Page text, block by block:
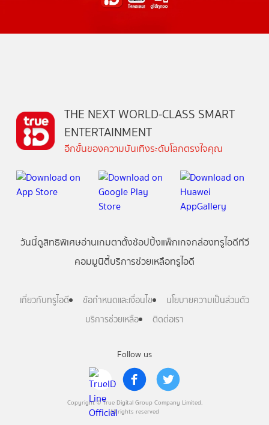
Follow us
Copyright © True Digital Group Company Limited.
All rights reserved
THE NEXT WORLD-CLASS SMART
ENTERTAINMENT
อีกขั้นของความบันเทิงระดับโลกตรงใจคุณ
วันนี้ดูสิทธิพิเศษอ่านเกมตาตั้งช้อปปิ้งแพ็กเกจกล่องทรูไอดีทีวี
คอมมูนิตี้บริการช่วยเหลือทรูไอดี
เกี่ยวกับทรูไอดี ข้อกำหนดและเงื่อนไข
นโยบายความเป็นส่วนตัว
บริการช่วยเหลือ
ติดต่อเรา